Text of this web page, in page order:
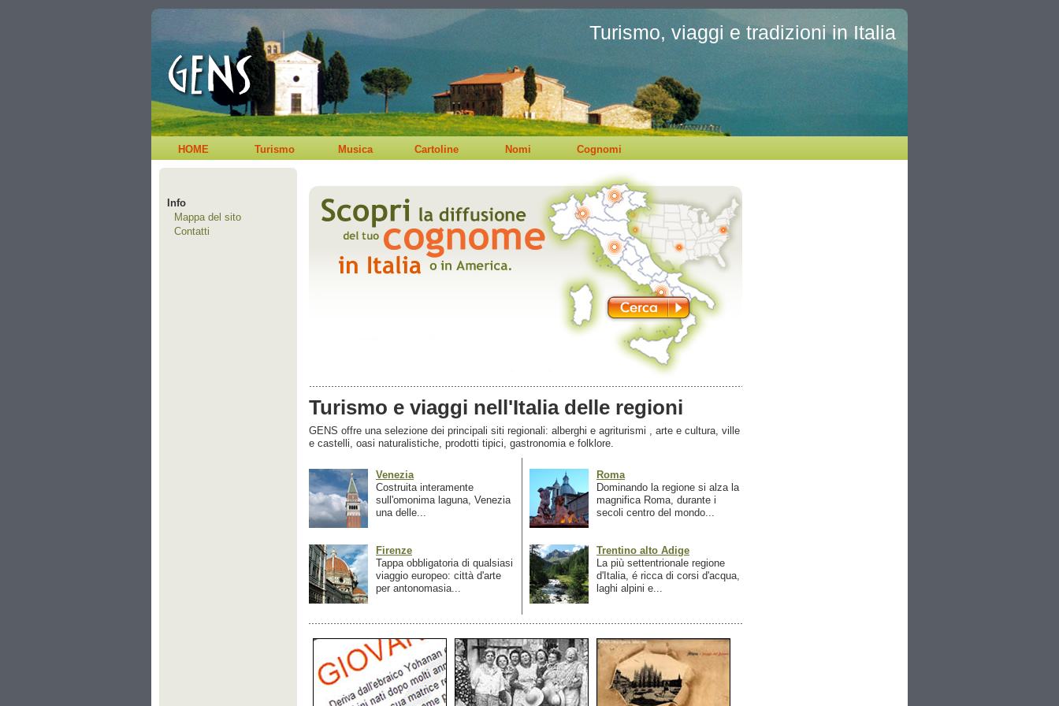
Turismo, viaggi e tradizioni in Italia
HOME Turismo Musica Cartoline Nomi Cognomi
Info
Mappa del sito
Contatti
Turismo e viaggi nell'Italia delle regioni
GENS offre una selezione dei principali siti regionali: alberghi e agriturismi , arte e cultura, ville
e castelli, oasi naturalistiche, prodotti tipici, gastronomia e folklore.
Venezia
Costruita interamente
sull'omonima laguna, Venezia
una delle...
Firenze
Tappa obbligatoria di qualsiasi
viaggio europeo: città d'arte
per antonomasia...
Roma
Dominando la regione si alza la
magnifica Roma, durante i
secoli centro del mondo...
Trentino alto Adige
La più settentrionale regione
d'Italia, é ricca di corsi d'acqua,
laghi alpini e...